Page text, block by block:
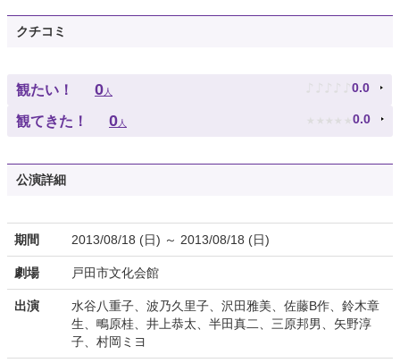
クチコミ
観たい！ 0人 ♪ ♪ ♪ ♪ ♪ 0.0
観てきた！ 0人 ★ ★ ★ ★ ★ 0.0
公演詳細
期間 2013/08/18 (日) ～ 2013/08/18 (日)
劇場 戸田市文化会館
出演
水谷八重子、波乃久里子、沢田雅美、佐藤B作、鈴木章
生、鴫原桂、井上恭太、半田真二、三原邦男、矢野淳
子、村岡ミヨ